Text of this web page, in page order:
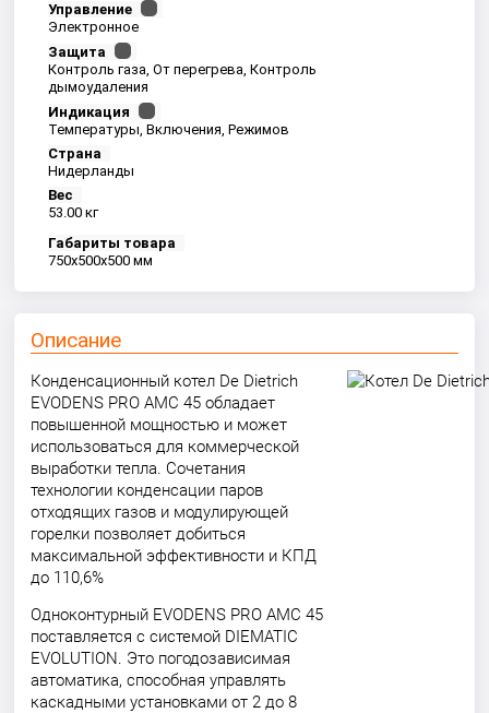
Управление
Электронное
Защита
Контроль газа, От перегрева, Контроль
дымоудаления
Индикация
Температуры, Включения, Режимов
Страна
Нидерланды
Вес
53.00 кг
Габариты товара
750x500x500 мм
Описание
Конденсационный котел De Dietrich
EVODENS PRO AMC 45 обладает
повышенной мощностью и может
использоваться для коммерческой
выработки тепла. Сочетания
технологии конденсации паров
отходящих газов и модулирующей
горелки позволяет добиться
максимальной эффективности и КПД
до 110,6%
Одноконтурный EVODENS PRO AMC 45
поставляется с системой DIEMATIC
EVOLUTION. Это погодозависимая
автоматика, способная управлять
каскадными установками от 2 до 8